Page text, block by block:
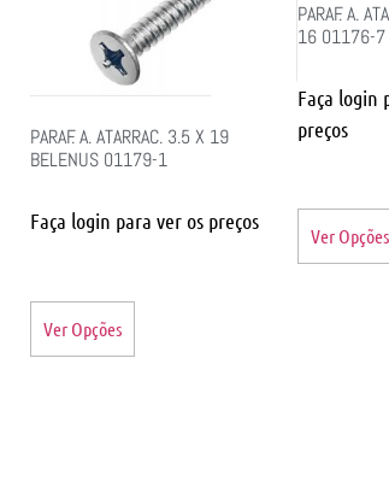
PARAF. A. ATARRAC. 3.5 X 19
BELENUS 01179-1
Faça login para ver os preços
Ver Opções
PARAF. A.
16 01176-7
Faça login
preços
Ver Opções